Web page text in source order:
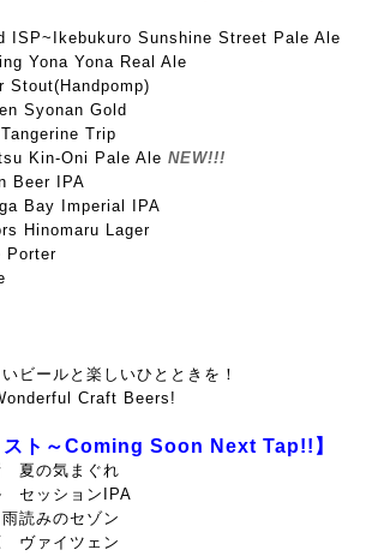
ISP~Ikebukuro Sunshine Street Pale Ale
Yona Yona Real Ale
Stout(Handpomp)
Syonan Gold
Trip
Kin-Oni Pale Ale NEW!!!
Beer IPA
Bay Imperial IPA
Hinomaru Lager
Porter
ビールと楽しいひとときを！
Craft Beers!
スト～Coming Soon Next Tap!!】
夏の気まぐれ
セッションIPA
読みのセゾン
ヴァイツェン